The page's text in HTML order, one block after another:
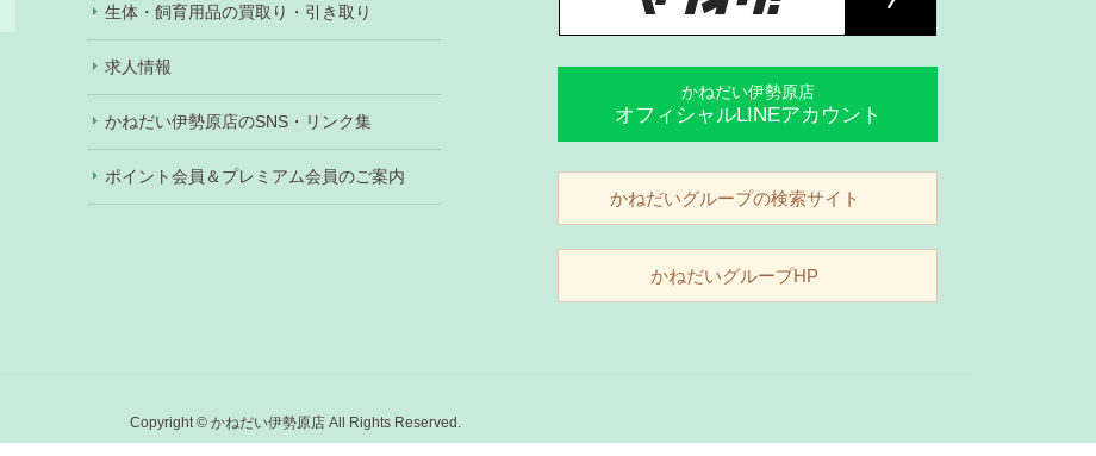
生体・飼育用品の買取り・引き取り
求人情報
かねだい伊勢原店のSNS・リンク集
ポイント会員＆プレミアム会員のご案内
かねだい伊勢原店
オフィシャルLINEアカウント
かねだいグループの検索サイト
かねだいグループHP
Copyright © かねだい伊勢原店 All Rights Reserved.